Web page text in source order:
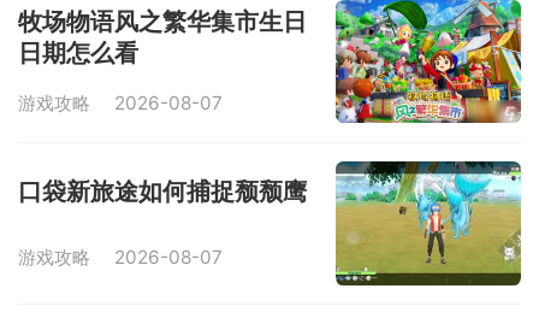
牧场物语风之繁华集市生日
日期怎么看
游戏攻略 2026-08-07
口袋新旅途如何捕捉颓颓鹰
游戏攻略 2026-08-07